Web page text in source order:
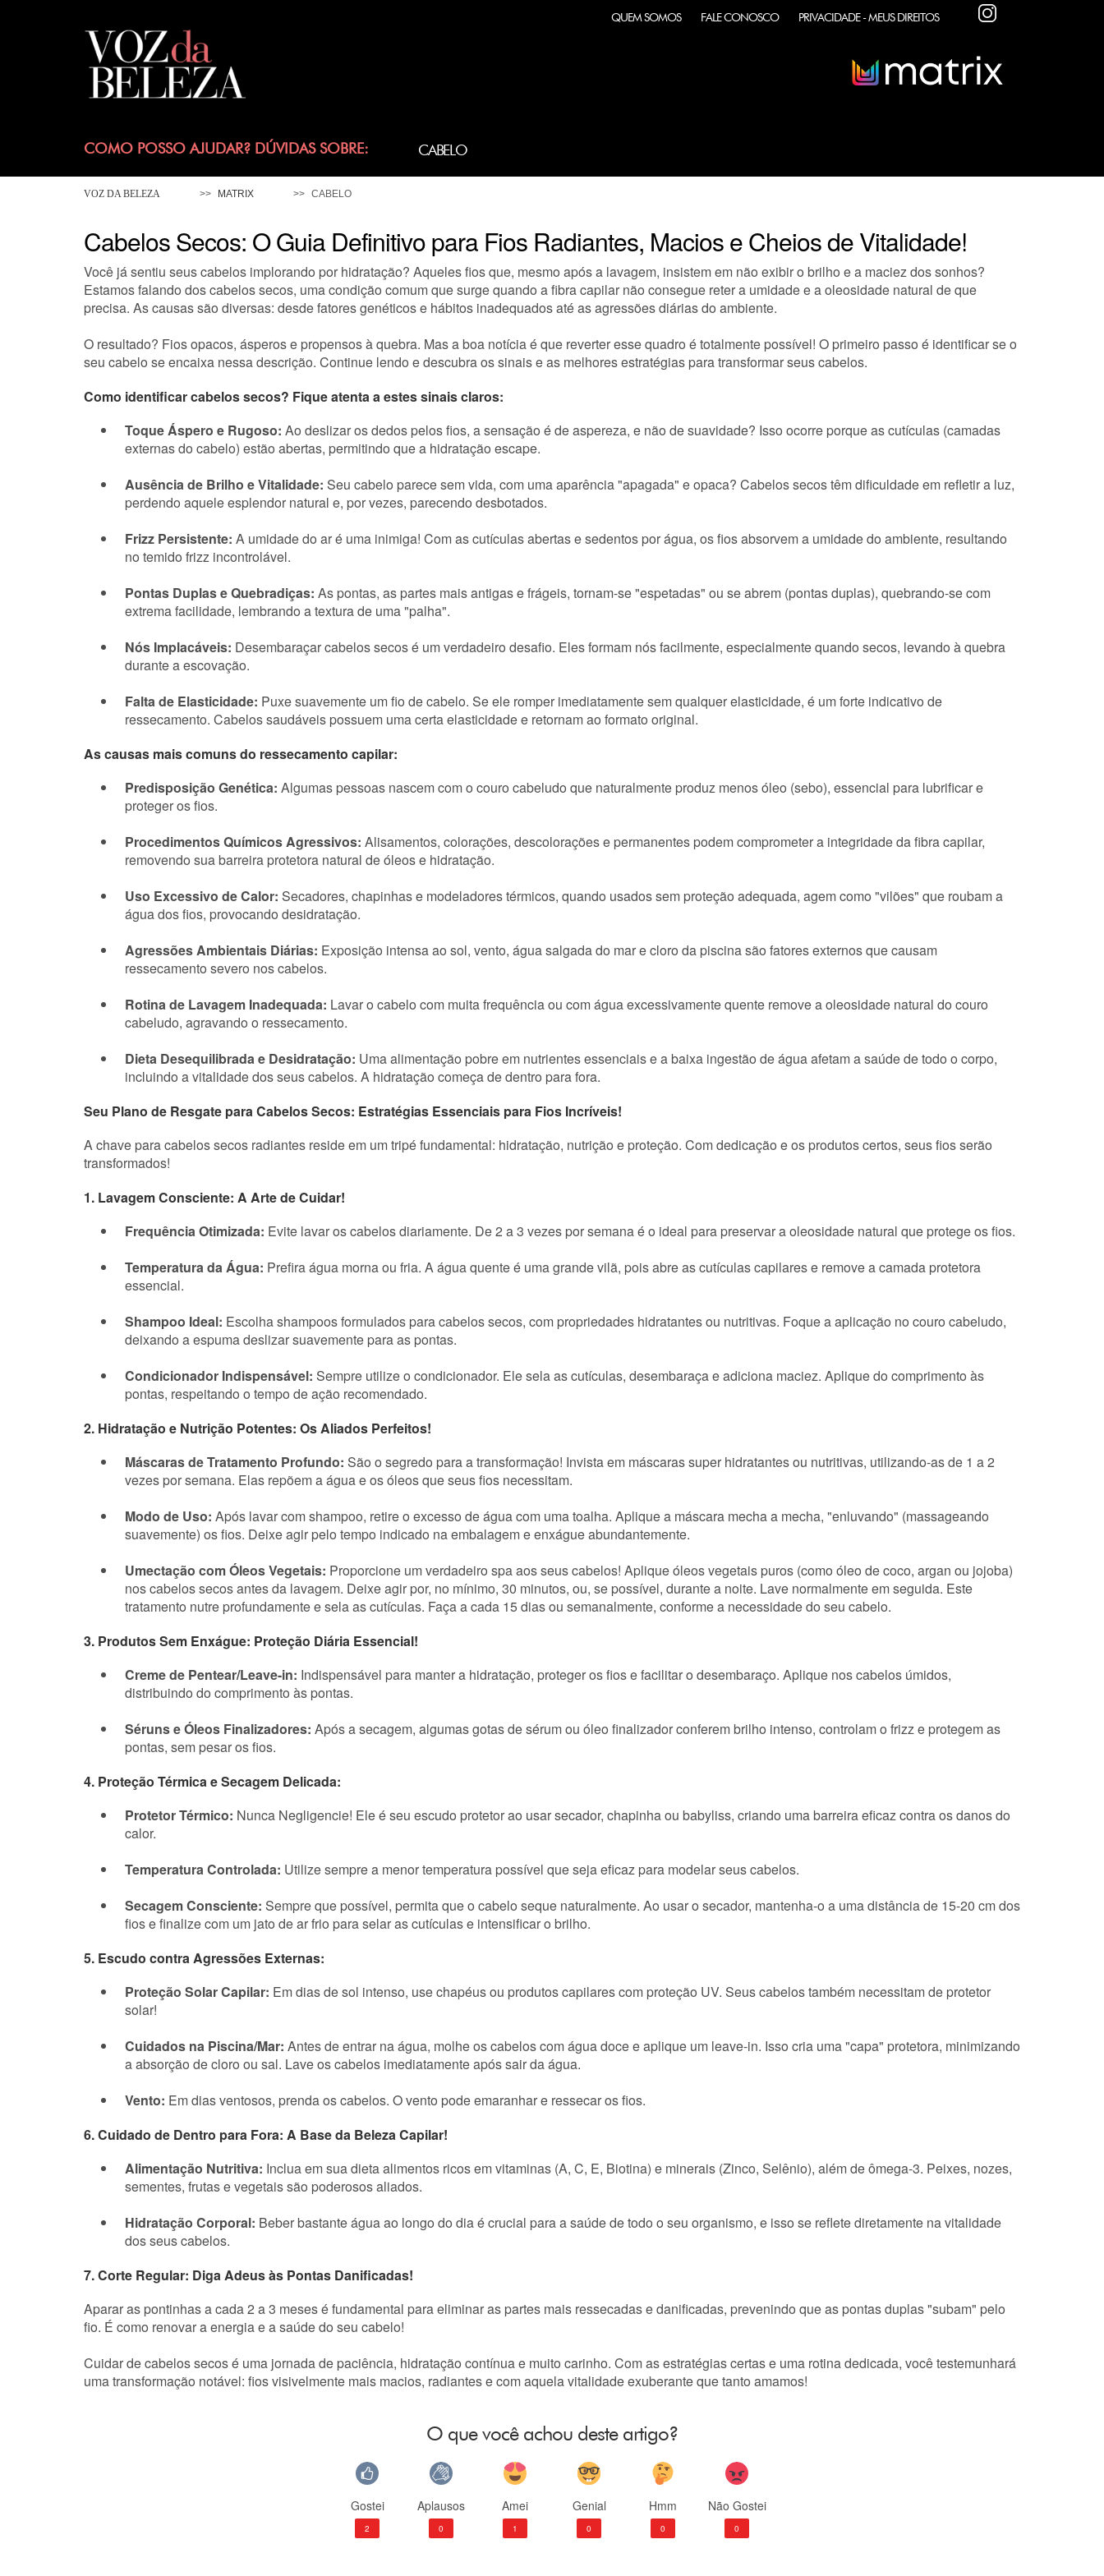
QUEM SOMOS FALE CONOSCO PRIVACIDADE - MEUS DIREITOS
COMO POSSO AJUDAR? DÚVIDAS SOBRE: CABELO
VOZ DA BELEZA MATRIX CABELO
Cabelos Secos: O Guia Definitivo para Fios Radiantes, Macios e Cheios de Vitalidade!
Você já sentiu seus cabelos implorando por hidratação? Aqueles fios que, mesmo após a lavagem, insistem em não exibir o brilho e a maciez dos sonhos?
Estamos falando dos cabelos secos, uma condição comum que surge quando a fibra capilar não consegue reter a umidade e a oleosidade natural de que
precisa. As causas são diversas: desde fatores genéticos e hábitos inadequados até as agressões diárias do ambiente.
O resultado? Fios opacos, ásperos e propensos à quebra. Mas a boa notícia é que reverter esse quadro é totalmente possível! O primeiro passo é identificar se o
seu cabelo se encaixa nessa descrição. Continue lendo e descubra os sinais e as melhores estratégias para transformar seus cabelos.
Como identificar cabelos secos? Fique atenta a estes sinais claros:
Toque Áspero e Rugoso: Ao deslizar os dedos pelos fios, a sensação é de aspereza, e não de suavidade? Isso ocorre porque as cutículas (camadas
externas do cabelo) estão abertas, permitindo que a hidratação escape.
Ausência de Brilho e Vitalidade: Seu cabelo parece sem vida, com uma aparência "apagada" e opaca? Cabelos secos têm dificuldade em refletir a luz,
perdendo aquele esplendor natural e, por vezes, parecendo desbotados.
Frizz Persistente: A umidade do ar é uma inimiga! Com as cutículas abertas e sedentos por água, os fios absorvem a umidade do ambiente, resultando
no temido frizz incontrolável.
Pontas Duplas e Quebradiças: As pontas, as partes mais antigas e frágeis, tornam-se "espetadas" ou se abrem (pontas duplas), quebrando-se com
extrema facilidade, lembrando a textura de uma "palha".
Nós Implacáveis: Desembaraçar cabelos secos é um verdadeiro desafio. Eles formam nós facilmente, especialmente quando secos, levando à quebra
durante a escovação.
Falta de Elasticidade: Puxe suavemente um fio de cabelo. Se ele romper imediatamente sem qualquer elasticidade, é um forte indicativo de
ressecamento. Cabelos saudáveis possuem uma certa elasticidade e retornam ao formato original.
As causas mais comuns do ressecamento capilar:
Predisposição Genética: Algumas pessoas nascem com o couro cabeludo que naturalmente produz menos óleo (sebo), essencial para lubrificar e
proteger os fios.
Procedimentos Químicos Agressivos: Alisamentos, colorações, descolorações e permanentes podem comprometer a integridade da fibra capilar,
removendo sua barreira protetora natural de óleos e hidratação.
Uso Excessivo de Calor: Secadores, chapinhas e modeladores térmicos, quando usados sem proteção adequada, agem como "vilões" que roubam a
água dos fios, provocando desidratação.
Agressões Ambientais Diárias: Exposição intensa ao sol, vento, água salgada do mar e cloro da piscina são fatores externos que causam
ressecamento severo nos cabelos.
Rotina de Lavagem Inadequada: Lavar o cabelo com muita frequência ou com água excessivamente quente remove a oleosidade natural do couro
cabeludo, agravando o ressecamento.
Dieta Desequilibrada e Desidratação: Uma alimentação pobre em nutrientes essenciais e a baixa ingestão de água afetam a saúde de todo o corpo,
incluindo a vitalidade dos seus cabelos. A hidratação começa de dentro para fora.
Seu Plano de Resgate para Cabelos Secos: Estratégias Essenciais para Fios Incríveis!
A chave para cabelos secos radiantes reside em um tripé fundamental: hidratação, nutrição e proteção. Com dedicação e os produtos certos, seus fios serão
transformados!
1. Lavagem Consciente: A Arte de Cuidar!
Frequência Otimizada: Evite lavar os cabelos diariamente. De 2 a 3 vezes por semana é o ideal para preservar a oleosidade natural que protege os fios.
Temperatura da Água: Prefira água morna ou fria. A água quente é uma grande vilã, pois abre as cutículas capilares e remove a camada protetora
essencial.
Shampoo Ideal: Escolha shampoos formulados para cabelos secos, com propriedades hidratantes ou nutritivas. Foque a aplicação no couro cabeludo,
deixando a espuma deslizar suavemente para as pontas.
Condicionador Indispensável: Sempre utilize o condicionador. Ele sela as cutículas, desembaraça e adiciona maciez. Aplique do comprimento às
pontas, respeitando o tempo de ação recomendado.
2. Hidratação e Nutrição Potentes: Os Aliados Perfeitos!
Máscaras de Tratamento Profundo: São o segredo para a transformação! Invista em máscaras super hidratantes ou nutritivas, utilizando-as de 1 a 2
vezes por semana. Elas repõem a água e os óleos que seus fios necessitam.
Modo de Uso: Após lavar com shampoo, retire o excesso de água com uma toalha. Aplique a máscara mecha a mecha, "enluvando" (massageando
suavemente) os fios. Deixe agir pelo tempo indicado na embalagem e enxágue abundantemente.
Umectação com Óleos Vegetais: Proporcione um verdadeiro spa aos seus cabelos! Aplique óleos vegetais puros (como óleo de coco, argan ou jojoba)
nos cabelos secos antes da lavagem. Deixe agir por, no mínimo, 30 minutos, ou, se possível, durante a noite. Lave normalmente em seguida. Este
tratamento nutre profundamente e sela as cutículas. Faça a cada 15 dias ou semanalmente, conforme a necessidade do seu cabelo.
3. Produtos Sem Enxágue: Proteção Diária Essencial!
Creme de Pentear/Leave-in: Indispensável para manter a hidratação, proteger os fios e facilitar o desembaraço. Aplique nos cabelos úmidos,
distribuindo do comprimento às pontas.
Séruns e Óleos Finalizadores: Após a secagem, algumas gotas de sérum ou óleo finalizador conferem brilho intenso, controlam o frizz e protegem as
pontas, sem pesar os fios.
4. Proteção Térmica e Secagem Delicada:
Protetor Térmico: Nunca Negligencie! Ele é seu escudo protetor ao usar secador, chapinha ou babyliss, criando uma barreira eficaz contra os danos do
calor.
Temperatura Controlada: Utilize sempre a menor temperatura possível que seja eficaz para modelar seus cabelos.
Secagem Consciente: Sempre que possível, permita que o cabelo seque naturalmente. Ao usar o secador, mantenha-o a uma distância de 15-20 cm dos
fios e finalize com um jato de ar frio para selar as cutículas e intensificar o brilho.
5. Escudo contra Agressões Externas:
Proteção Solar Capilar: Em dias de sol intenso, use chapéus ou produtos capilares com proteção UV. Seus cabelos também necessitam de protetor
solar!
Cuidados na Piscina/Mar: Antes de entrar na água, molhe os cabelos com água doce e aplique um leave-in. Isso cria uma "capa" protetora, minimizando
a absorção de cloro ou sal. Lave os cabelos imediatamente após sair da água.
Vento: Em dias ventosos, prenda os cabelos. O vento pode emaranhar e ressecar os fios.
6. Cuidado de Dentro para Fora: A Base da Beleza Capilar!
Alimentação Nutritiva: Inclua em sua dieta alimentos ricos em vitaminas (A, C, E, Biotina) e minerais (Zinco, Selênio), além de ômega-3. Peixes, nozes,
sementes, frutas e vegetais são poderosos aliados.
Hidratação Corporal: Beber bastante água ao longo do dia é crucial para a saúde de todo o seu organismo, e isso se reflete diretamente na vitalidade
dos seus cabelos.
7. Corte Regular: Diga Adeus às Pontas Danificadas!
Aparar as pontinhas a cada 2 a 3 meses é fundamental para eliminar as partes mais ressecadas e danificadas, prevenindo que as pontas duplas "subam" pelo
fio. É como renovar a energia e a saúde do seu cabelo!
Cuidar de cabelos secos é uma jornada de paciência, hidratação contínua e muito carinho. Com as estratégias certas e uma rotina dedicada, você testemunhará
uma transformação notável: fios visivelmente mais macios, radiantes e com aquela vitalidade exuberante que tanto amamos!
O que você achou deste artigo?
Gostei
2
Aplausos
0
Amei
1
Genial
0
Hmm
0
Não Gostei
0